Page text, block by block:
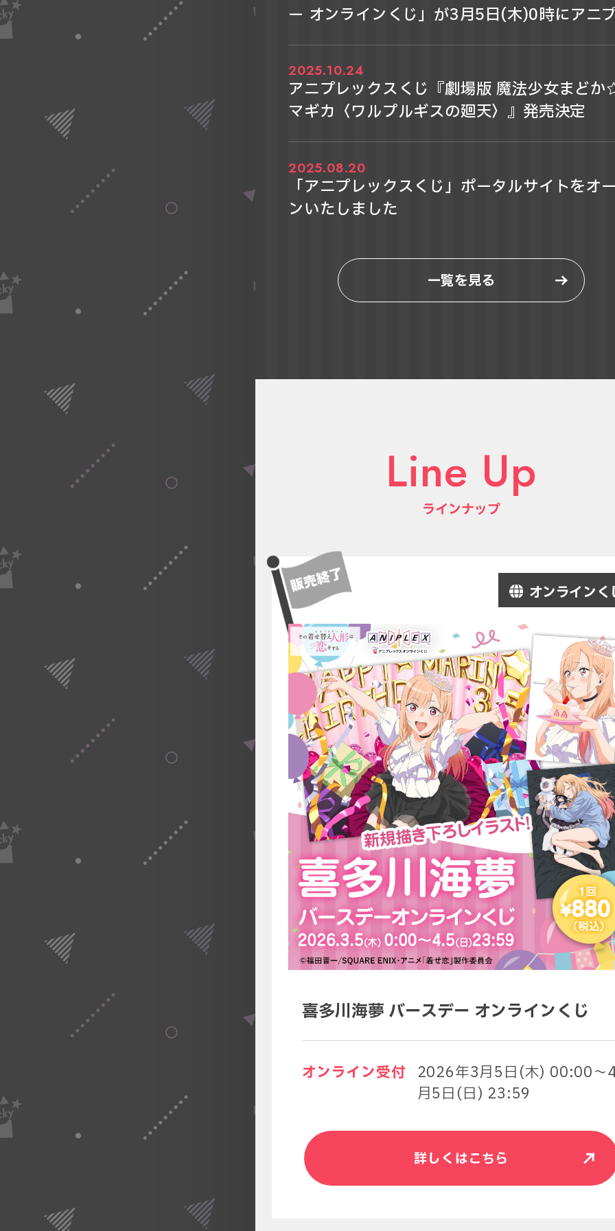
ー オンラインくじ」が3月5日(木)0時にアニ
2025.10.24
アニプレックスくじ『劇場版 魔法少女まど
マギカ〈ワルプルギスの廻天〉』発売決定
2025.08.20
「アニプレックスくじ」ポータルサイトをオ
ンいたしました
一覧を見る
Line Up
ラインナップ
オンラインく
喜多川海夢 バースデー オンラインくじ
オンライン受付
2026年3月5日(木) 00:00～
月5日(日) 23:59
詳しくはこちら